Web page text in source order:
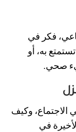
فكر في
به، أو
صحي.
وكيف
في